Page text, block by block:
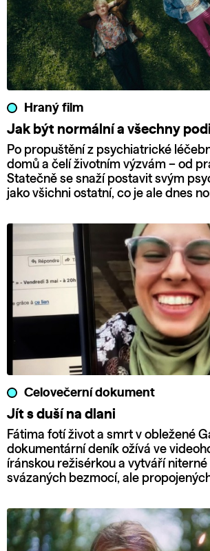
Hraný film
Jak být normální a všechny
Po propuštění z psychiatrické
domů a čelí životním výzvám – od
Statečně se snaží postavit svým
jako všichni ostatní, co je ale dnes
Celovečerní dokument
Jít s duší na dlani
Fátima fotí život a smrt v obležené
dokumentární deník ožívá ve
íránskou režisérkou a vytváří
svázaných bezmocí, ale